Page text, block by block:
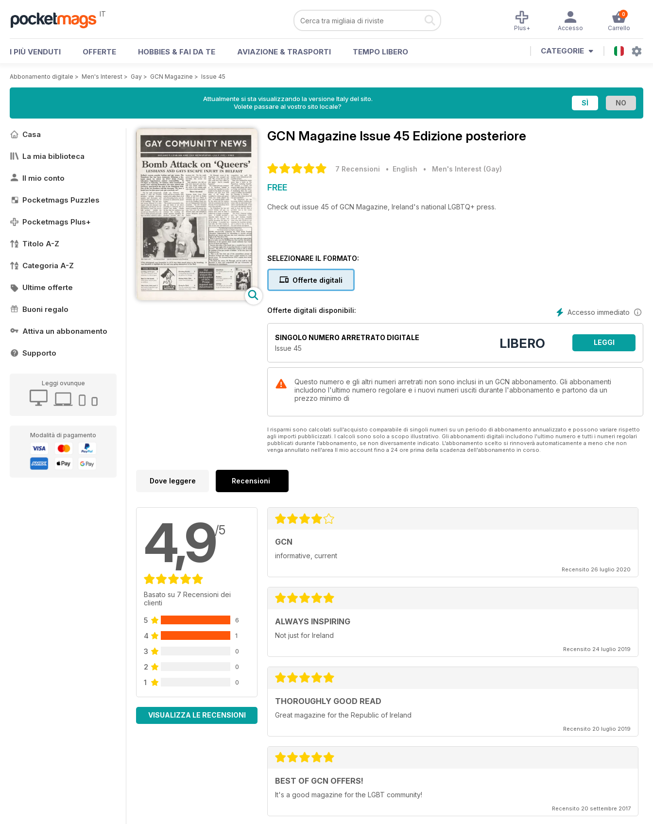
IT 0
Carrello
Accesso
Plus+
I PIÙ VENDUTI OFFERTE HOBBIES & FAI DA TE AVIAZIONE & TRASPORTI TEMPO LIBERO CATEGORIE
Abbonamento digitale > Men's Interest > Gay > GCN Magazine > Issue 45
Attualmente si sta visualizzando la versione Italy del sito.
Volete passare al vostro sito locale?
Casa
La mia biblioteca
Il mio conto
Pocketmags Puzzles
Pocketmags Plus+
Titolo A-Z
Categoria A-Z
Ultime offerte
Buoni regalo
Attiva un abbonamento
Supporto
Leggi ovunque
Modalità di pagamento
GCN Magazine Issue 45 Edizione posteriore
7 Recensioni • English • Men's Interest (Gay)
FREE
Check out issue 45 of GCN Magazine, Ireland's national LGBTQ+ press.
SELEZIONARE IL FORMATO:
Offerte digitali
Accesso immediato
Offerte digitali disponibili:
SINGOLO NUMERO ARRETRATO DIGITALE
Issue 45
LIBERO LEGGI
Questo numero e gli altri numeri arretrati non sono inclusi in un GCN abbonamento. Gli abbonamenti
includono l'ultimo numero regolare e i nuovi numeri usciti durante l'abbonamento e partono da un
prezzo minimo di
I risparmi sono calcolati sull'acquisto comparabile di singoli numeri su un periodo di abbonamento annualizzato e possono variare rispetto
agli importi pubblicizzati. I calcoli sono solo a scopo illustrativo. Gli abbonamenti digitali includono l'ultimo numero e tutti i numeri regolari
pubblicati durante l'abbonamento, se non diversamente indicato. L'abbonamento scelto si rinnoverà automaticamente a meno che non
venga annullato nell'area Il mio account fino a 24 ore prima della scadenza dell'abbonamento in corso.
Dove leggere Recensioni
4,9/5
Basato su 7 Recensioni dei
clienti
5 6
4 1
3 0
2 0
1 0
VISUALIZZA LE RECENSIONI
GCN
informative, current
Recensito 26 luglio 2020
ALWAYS INSPIRING
Not just for Ireland
Recensito 24 luglio 2019
THOROUGHLY GOOD READ
Great magazine for the Republic of Ireland
Recensito 20 luglio 2019
BEST OF GCN OFFERS!
It's a good magazine for the LGBT community!
Recensito 20 settembre 2017